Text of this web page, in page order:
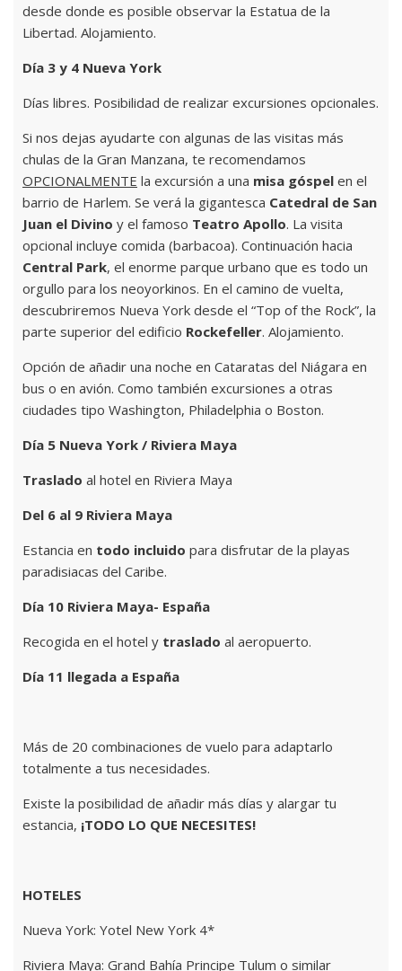
desde donde es posible observar la Estatua de la
Libertad. Alojamiento.
Día 3 y 4 Nueva York
Días libres. Posibilidad de realizar excursiones opcionales.
Si nos dejas ayudarte con algunas de las visitas más
chulas de la Gran Manzana, te recomendamos
OPCIONALMENTE la excursión a una misa góspel en el
barrio de Harlem. Se verá la gigantesca Catedral de San
Juan el Divino y el famoso Teatro Apollo. La visita
opcional incluye comida (barbacoa). Continuación hacia
Central Park, el enorme parque urbano que es todo un
orgullo para los neoyorkinos. En el camino de vuelta,
descubriremos Nueva York desde el “Top of the Rock”, la
parte superior del edificio Rockefeller. Alojamiento.
Opción de añadir una noche en Cataratas del Niágara en
bus o en avión. Como también excursiones a otras
ciudades tipo Washington, Philadelphia o Boston.
Día 5 Nueva York / Riviera Maya
Traslado al hotel en Riviera Maya
Del 6 al 9 Riviera Maya
Estancia en todo incluido para disfrutar de la playas
paradisiacas del Caribe.
Día 10 Riviera Maya- España
Recogida en el hotel y traslado al aeropuerto.
Día 11 llegada a España
Más de 20 combinaciones de vuelo para adaptarlo
totalmente a tus necesidades.
Existe la posibilidad de añadir más días y alargar tu
estancia, ¡TODO LO QUE NECESITES!
HOTELES
Nueva York: Yotel New York 4*
Riviera Maya: Grand Bahía Principe Tulum o similar